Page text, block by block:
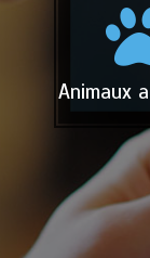
Animaux